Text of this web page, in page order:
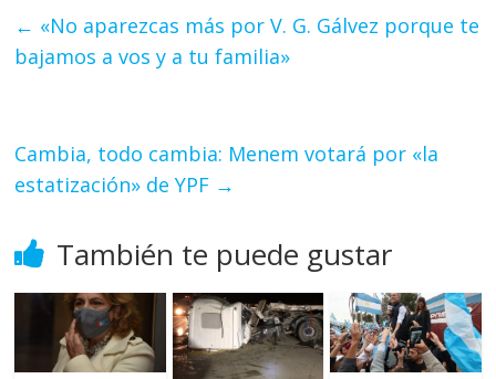
← «No aparezcas más por V. G. Gálvez porque te
bajamos a vos y a tu familia»
Cambia, todo cambia: Menem votará por «la
estatización» de YPF →
También te puede gustar